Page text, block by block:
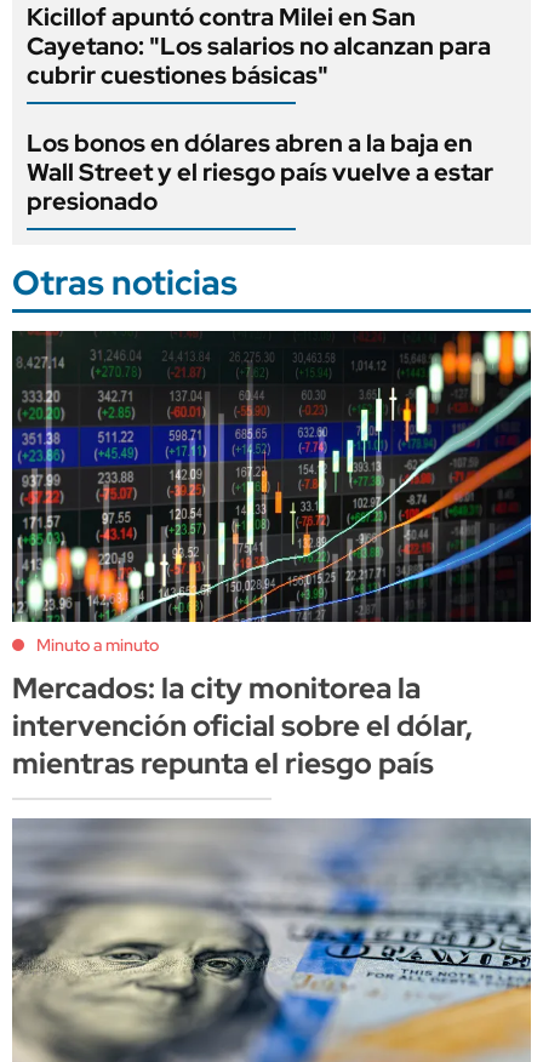
Kicillof apuntó contra Milei en San
Cayetano: "Los salarios no alcanzan para
cubrir cuestiones básicas"
Los bonos en dólares abren a la baja en
Wall Street y el riesgo país vuelve a estar
presionado
Otras noticias
Minuto a minuto
Mercados: la city monitorea la
intervención oficial sobre el dólar,
mientras repunta el riesgo país